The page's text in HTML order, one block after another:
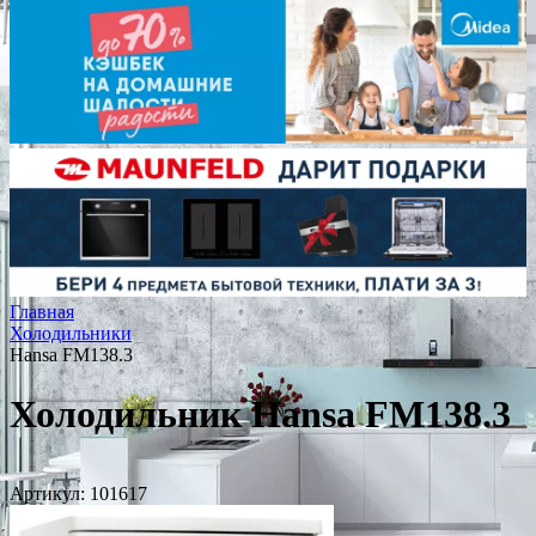
Главная
Холодильники
Hansa FM138.3
Холодильник Hansa FM138.3
Артикул: 101617